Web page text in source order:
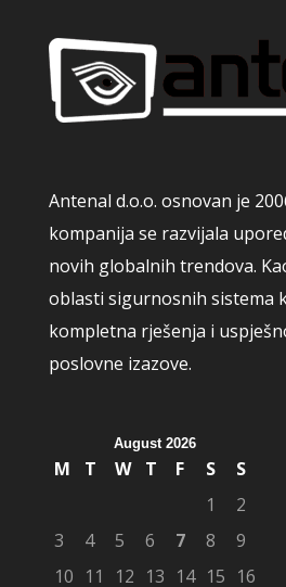
Antenal d.o.o. osnovan je
kompanija se razvijala
novih globalnih trendova.
oblasti sigurnosnih sistema
kompletna rješenja i
poslovne izazove.
August 2026
M T W T F S
S
1
2
3
4 5 6 7 8
9
10 11 12 13 14 15 16